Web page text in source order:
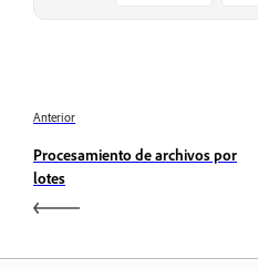
Anterior
Procesamiento de archivos por
lotes